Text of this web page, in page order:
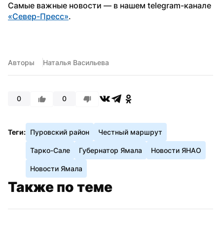
«Север-Пресс».
Авторы Наталья Васильева
0 0
Теги: Пуровский район Честный маршрут
Тарко-Сале Губернатор Ямала Новости ЯНАО
Новости Ямала
Также по теме